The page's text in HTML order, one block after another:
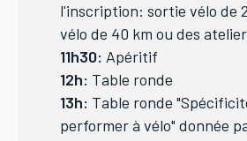
l'inscription: sortie vélo de
vélo de 40 km ou des
11h30: Apéritif
12h: Table ronde
13h: Table ronde
performer à vélo" donnée